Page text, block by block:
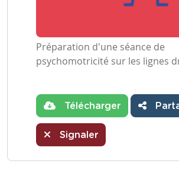
Préparation d'une séance de
psychomotricité sur les lignes
Télécharger
Signaler